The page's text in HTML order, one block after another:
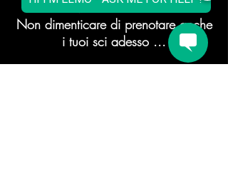
Non dimenticare di prenotare anche
i tuoi sci adesso ...